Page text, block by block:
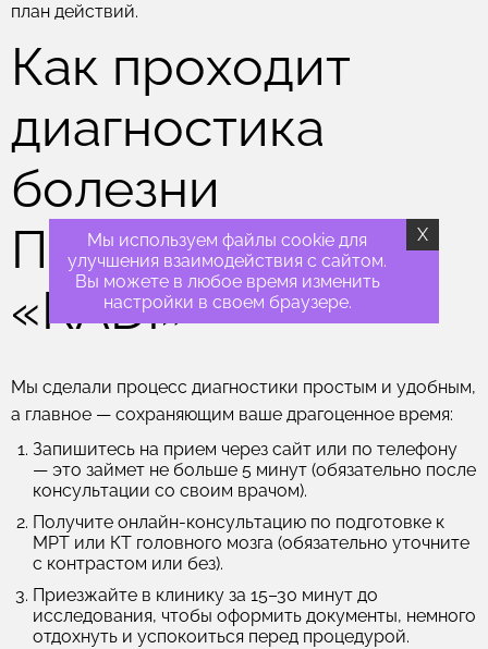
план действий.
Как проходит
диагностика
болезни
Паркинсона в
«RADI»
Мы сделали процесс диагностики простым и удобным,
а главное — сохраняющим ваше драгоценное время:
Запишитесь на прием через сайт или по телефону
— это займет не больше 5 минут (обязательно после
консультации со своим врачом).
Получите онлайн-консультацию по подготовке к
МРТ или КТ головного мозга (обязательно уточните
с контрастом или без).
Приезжайте в клинику за 15–30 минут до
исследования, чтобы оформить документы, немного
отдохнуть и успокоиться перед процедурой.
Мы используем файлы cookie для
улучшения взаимодействия с сайтом.
Вы можете в любое время изменить
настройки в своем браузере.
X